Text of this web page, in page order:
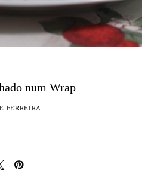
num Wrap
FERREIRA